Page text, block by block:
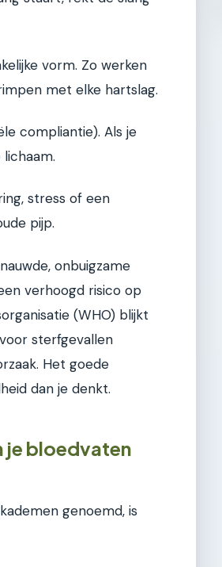
vorm. Zo werken
met elke hartslag.
compliantie). Als je
stress of een
pijp.
onbuigzame
verhoogd risico op
(WHO) blijkt
sterfgevallen
Het goede
dan je denkt.
je bloedvaten
genoemd, is